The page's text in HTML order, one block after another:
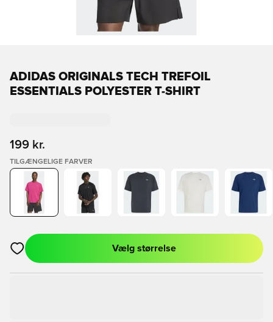
ADIDAS ORIGINALS TECH TREFOIL
ESSENTIALS POLYESTER T-SHIRT
199 kr.
TILGÆNGELIGE FARVER
Åbner en Modal til at logge ind eller tilmelde dig som medlem
Vælg størrelse